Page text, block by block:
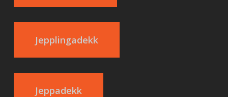
Jepplingadekk
Jeppadekk